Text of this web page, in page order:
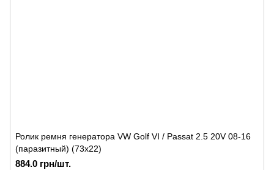
Ролик ремня генератора VW Golf VI / Passat 2.5 20V 08-16
(паразитный) (73х22)
884.0 грн/шт.